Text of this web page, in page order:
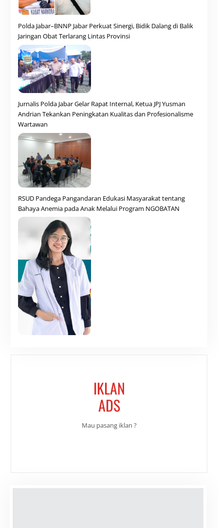
Polda Jabar–BNNP Jabar Perkuat Sinergi, Bidik Dalang di Balik
Jaringan Obat Terlarang Lintas Provinsi
Jurnalis Polda Jabar Gelar Rapat Internal, Ketua JPJ Yusman
Andrian Tekankan Peningkatan Kualitas dan Profesionalisme
Wartawan
RSUD Pandega Pangandaran Edukasi Masyarakat tentang
Bahaya Anemia pada Anak Melalui Program NGOBATAN
IKLAN
ADS
Mau pasang iklan ?